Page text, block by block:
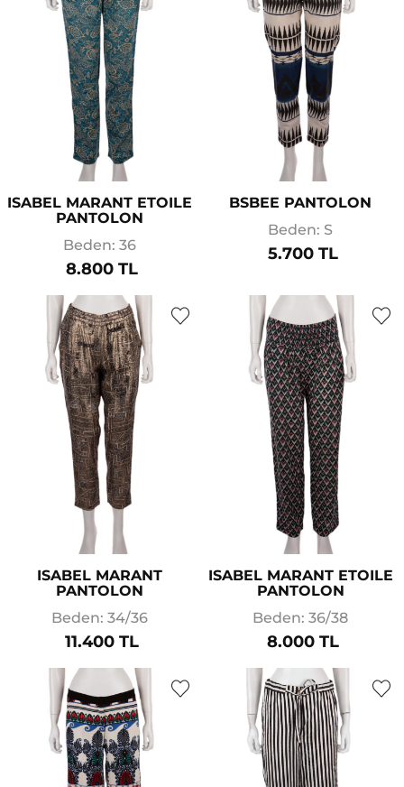
ISABEL MARANT ETOILE
PANTOLON
Beden: 36
8.800 TL
BSBEE PANTOLON
Beden: S
5.700 TL
ISABEL MARANT
PANTOLON
Beden: 34/36
11.400 TL
ISABEL MARANT ETOILE
PANTOLON
Beden: 36/38
8.000 TL